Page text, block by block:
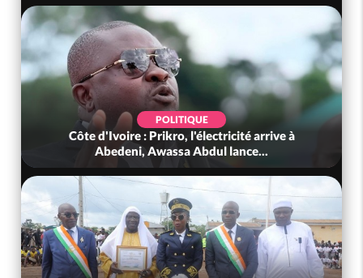
POLITIQUE
Côte d'Ivoire : Prikro, l'électricité arrive à
Abedeni, Awassa Abdul lance...